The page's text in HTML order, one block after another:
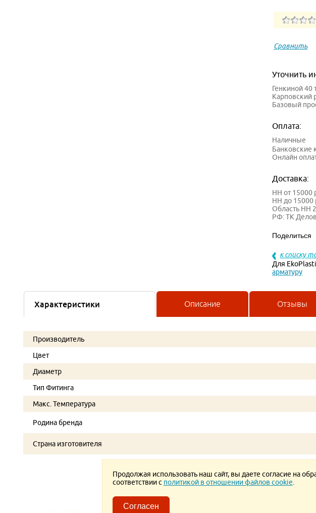
Сравнить
Уточнить
Генкиной 40
Карповский
Базовый
Оплата:
Наличные
Банковские
Онлайн
Доставка:
НН от 15000
НН до 15000
Область НН
РФ: ТК
Поделиться
к списку
Для
арматуру
Характеристики Описание Отзывы
Производитель
Цвет
Диаметр
Тип Фитинга
Макс. Температура
Родина бренда
Страна изготовителя
Продолжая использовать наш сайт, вы даете согласие на
соответствии с политикой в отношении файлов cookie
Согласен